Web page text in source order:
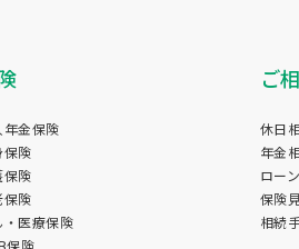
年金保険
保険
保険
保険
・医療保険
保険
ご
休日
年金
ロー
保険
相続